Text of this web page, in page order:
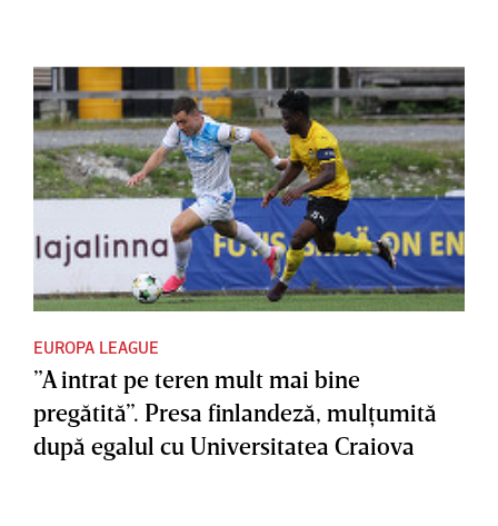
EUROPA LEAGUE
”A intrat pe teren mult mai bine
pregătită”. Presa finlandeză, mulţumită
după egalul cu Universitatea Craiova